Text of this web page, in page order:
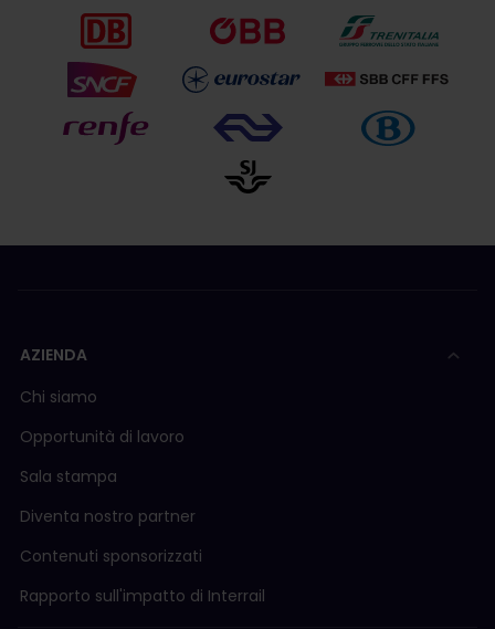
AZIENDA
Chi siamo
Opportunità di lavoro
Sala stampa
Diventa nostro partner
Contenuti sponsorizzati
Rapporto sull'impatto di Interrail